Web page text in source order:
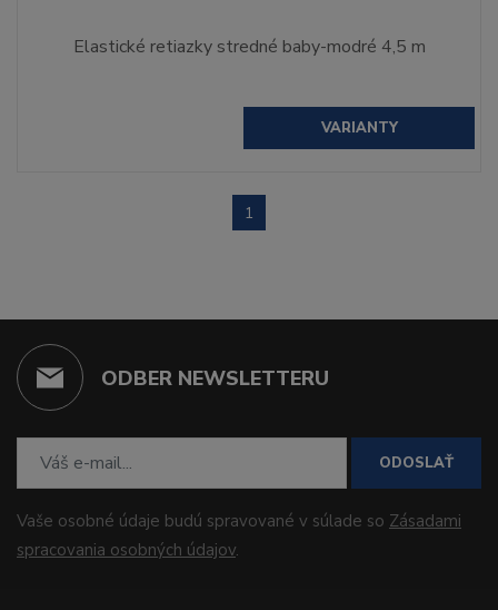
Elastické retiazky stredné baby-modré 4,5 m
VARIANTY
1
ODBER NEWSLETTERU
ODOSLAŤ
Vaše osobné údaje budú spravované v súlade so Zásadami
spracovania osobných údajov.